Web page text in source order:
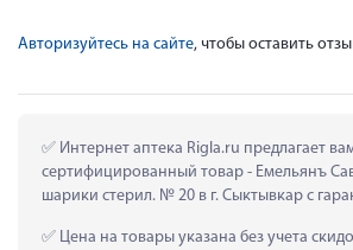
Авторизуйтесь на сайте, чтобы оставить
Интернет аптека Rigla.ru предлагает
сертифицированный товар - Емельянъ
шарики стерил. № 20 в г. Сыктывкар с
Цена на товары указана без учета